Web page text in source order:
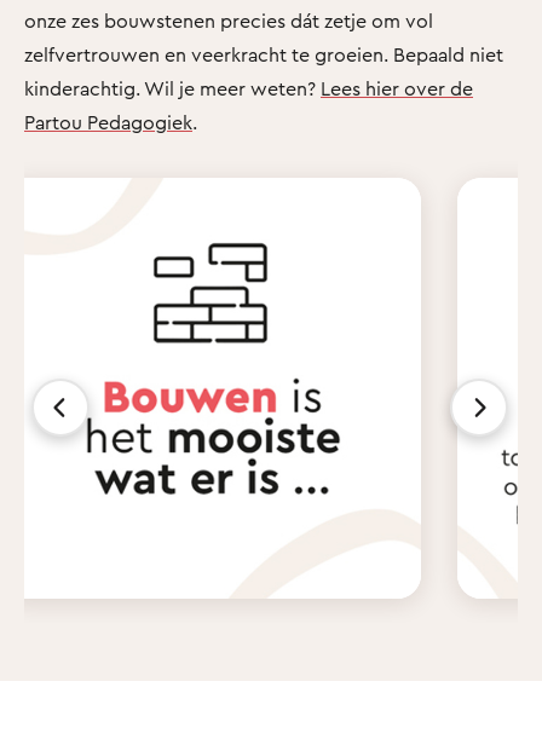
onze zes bouwstenen precies dát zetje om vol
zelfvertrouwen en veerkracht te groeien. Bepaald niet
kinderachtig. Wil je meer weten? Lees hier over de
Partou Pedagogiek.